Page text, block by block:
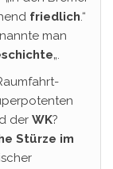
friedlich.“
man
„.
der WK?
Stürze im